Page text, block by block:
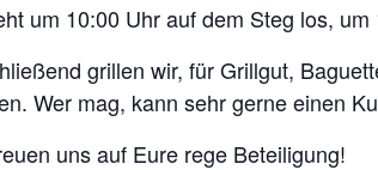
um 10:00 Uhr auf dem Steg los,
grillen wir, für Grillgut,
Wer mag, kann sehr gerne einen
uns auf Eure rege Beteiligung!